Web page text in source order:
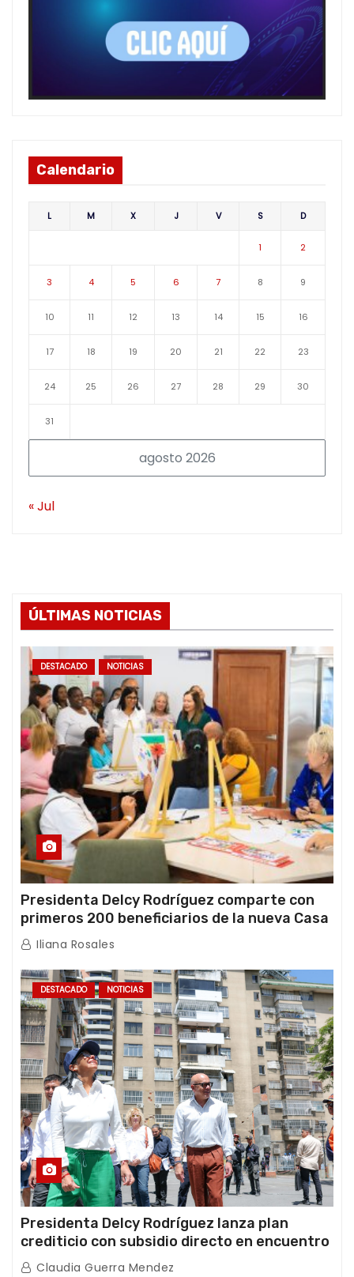
Calendario
agosto 2026
L M X J V S D
1 2
3 4 5 6 7 8 9
10 11 12 13 14 15 16
17 18 19 20 21 22 23
24 25 26 27 28 29 30
31
« Jul
ÚLTIMAS NOTICIAS
DESTACADO NOTICIAS
Presidenta Delcy Rodríguez comparte con
primeros 200 beneficiarios de la nueva Casa
de los Abuelos “La Primavera” en Caracas
Iliana Rosales
DESTACADO NOTICIAS
Presidenta Delcy Rodríguez lanza plan
crediticio con subsidio directo en encuentro
con Juntas de Condominio
Claudia Guerra Mendez